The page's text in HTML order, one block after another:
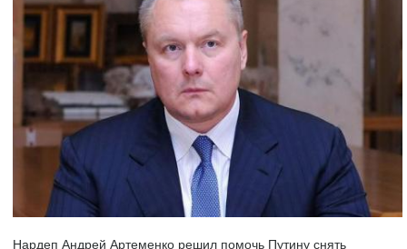
Нардеп Андрей Артеменко решил помочь Путину снять